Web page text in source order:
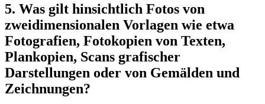
5. Was gilt hinsichtlich Fotos von
zweidimensionalen Vorlagen wie etwa
Fotografien, Fotokopien von Texten,
Plankopien, Scans grafischer
Darstellungen oder von Gemälden und
Zeichnungen?